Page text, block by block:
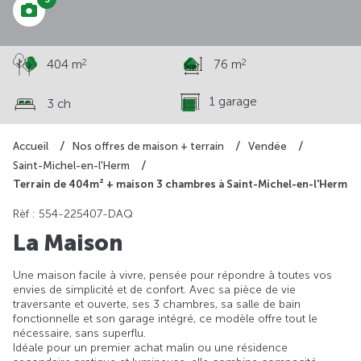
Accueil Nos offres de maison + terrain
Vendée
Saint-Michel-en-l'Herm
Terrain de 404m² + maison 3 chambres à Saint-Michel-en-l'Herm
404 m2 76 m2
3 ch 1 garage
Rèf : 554-225407-DAQ
La Maison
Une maison facile à vivre, pensée pour répondre à toutes vos
envies de simplicité et de confort. Avec sa pièce de vie
traversante et ouverte, ses 3 chambres, sa salle de bain
fonctionnelle et son garage intégré, ce modèle offre tout le
nécessaire, sans superflu.
Idéale pour un premier achat malin ou une résidence